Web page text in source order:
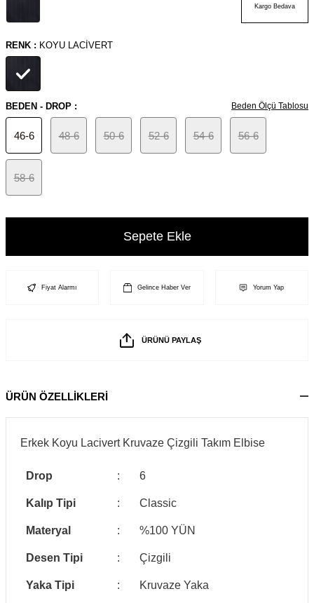
Kargo Bedava
RENK : KOYU LACIVERT
BEDEN - DROP : Beden Ölçü Tablosu
46-6 48-6 50-6 52-6 54-6 56-6
58-6
Sepete Ekle
Fiyat Alarmı Gelince Haber Ver Yorum Yap
ÜRÜNÜ PAYLAŞ
ÜRÜN ÖZELLİKLERİ
Erkek Koyu Lacivert Kruvaze Çizgili Takım Elbise
Drop : 6
Kalıp Tipi : Classic
Materyal : %100 YÜN
Desen Tipi : Çizgili
Yaka Tipi : Kruvaze Yaka